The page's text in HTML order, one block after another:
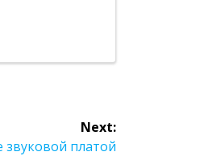
Next:
платой